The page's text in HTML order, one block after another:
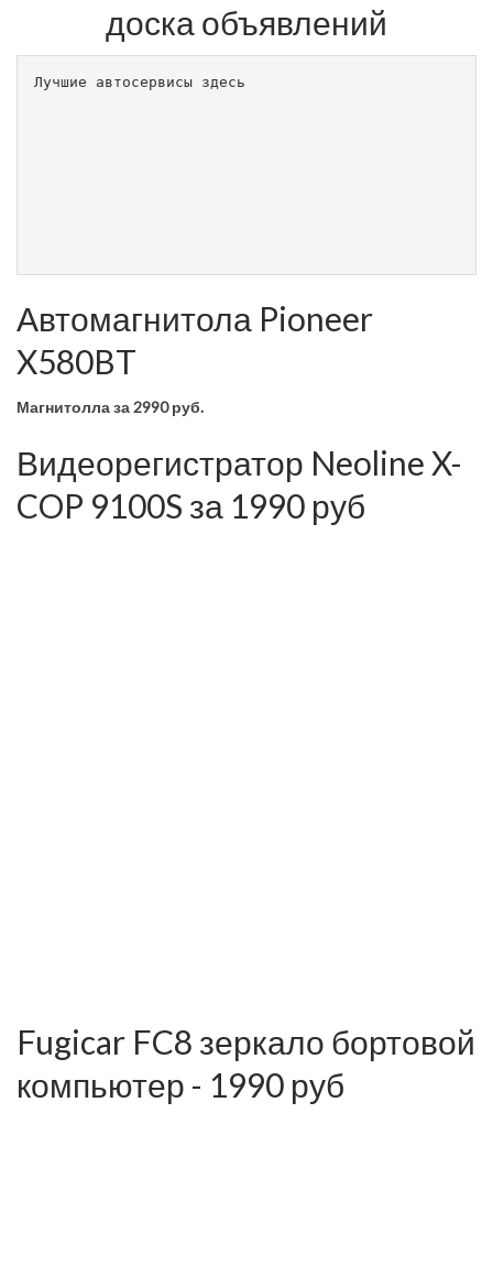
доска объявлений
Лучшие автосервисы здесь
Автомагнитола Pioneer
X580BT
Магнитоллаза 2990 руб.
Видеорегистратор Neoline X-
COP 9100S за 1990 руб
Fugicar FC8 зеркало бортовой
компьютер - 1990 руб